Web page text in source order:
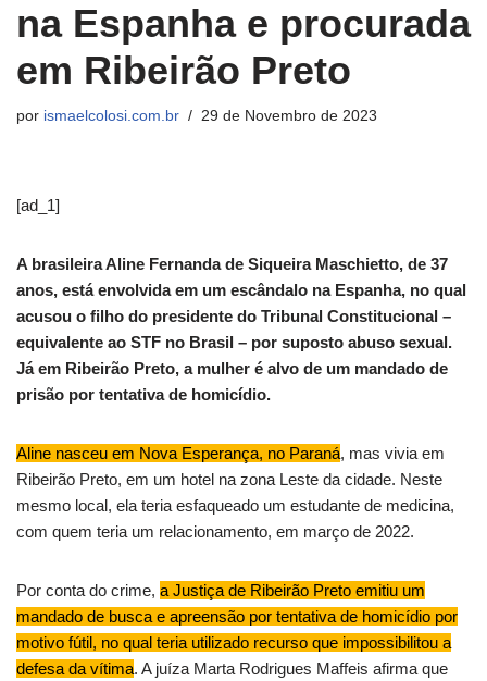
na Espanha e procurada
em Ribeirão Preto
por ismaelcolosi.com.br 29 de Novembro de 2023
[ad_1]
A brasileira Aline Fernanda de Siqueira Maschietto, de 37
anos, está envolvida em um escândalo na Espanha, no qual
acusou o filho do presidente do Tribunal Constitucional –
equivalente ao STF no Brasil – por suposto abuso sexual.
Já em Ribeirão Preto, a mulher é alvo de um mandado de
prisão por tentativa de homicídio.
Aline nasceu em Nova Esperança, no Paraná, mas vivia em
Ribeirão Preto, em um hotel na zona Leste da cidade. Neste
mesmo local, ela teria esfaqueado um estudante de medicina,
com quem teria um relacionamento, em março de 2022.
Por conta do crime, a Justiça de Ribeirão Preto emitiu um
mandado de busca e apreensão por tentativa de homicídio por
motivo fútil, no qual teria utilizado recurso que impossibilitou a
defesa da vítima. A juíza Marta Rodrigues Maffeis afirma que